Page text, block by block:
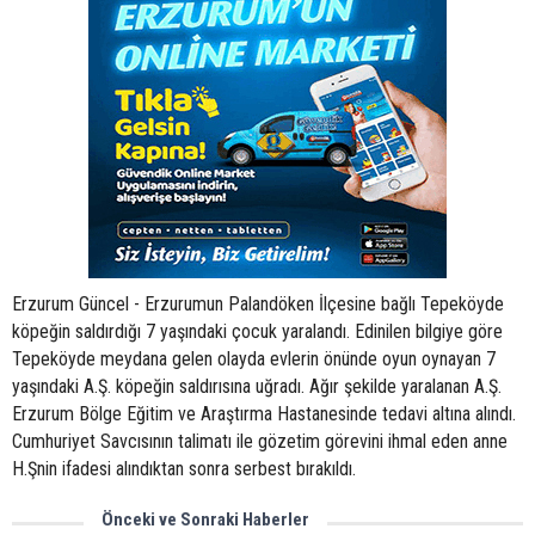
Erzurum Güncel - Erzurumun Palandöken İlçesine bağlı Tepeköyde
köpeğin saldırdığı 7 yaşındaki çocuk yaralandı. Edinilen bilgiye göre
Tepeköyde meydana gelen olayda evlerin önünde oyun oynayan 7
yaşındaki A.Ş. köpeğin saldırısına uğradı. Ağır şekilde yaralanan A.Ş.
Erzurum Bölge Eğitim ve Araştırma Hastanesinde tedavi altına alındı.
Cumhuriyet Savcısının talimatı ile gözetim görevini ihmal eden anne
H.Şnin ifadesi alındıktan sonra serbest bırakıldı.
Önceki ve Sonraki Haberler